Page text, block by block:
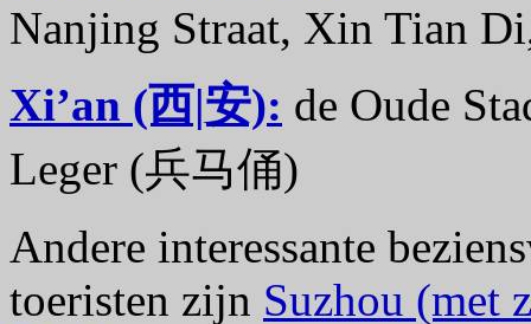
Nanjing Straat, Xin Tian
Xi’an (西|安): de Oude
Leger (兵马俑)
Andere interessante
toeristen zijn Suzhou (met